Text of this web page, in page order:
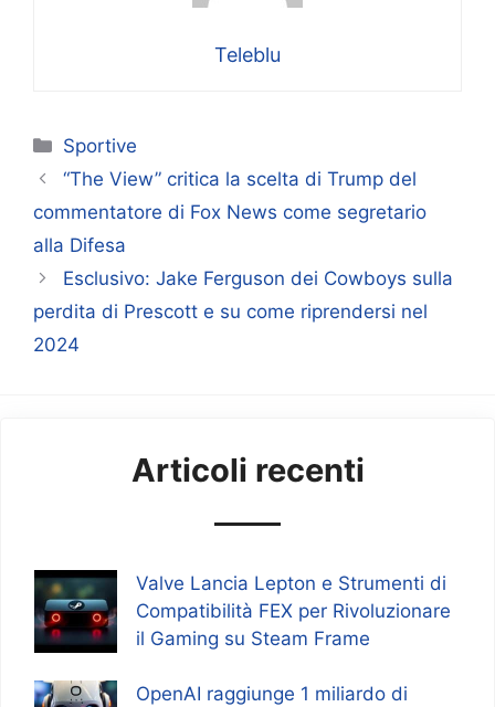
Teleblu
Categorie
Sportive
“The View” critica la scelta di Trump del
commentatore di Fox News come segretario
alla Difesa
Esclusivo: Jake Ferguson dei Cowboys sulla
perdita di Prescott e su come riprendersi nel
2024
Articoli recenti
Valve Lancia Lepton e Strumenti di
Compatibilità FEX per Rivoluzionare
il Gaming su Steam Frame
OpenAI raggiunge 1 miliardo di